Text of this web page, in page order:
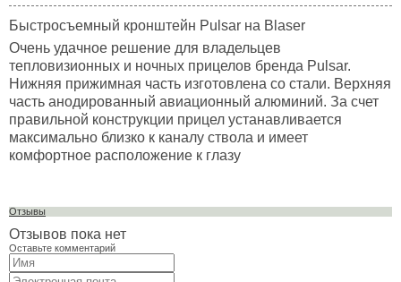
Быстросъемный кронштейн Pulsar на Blaser
Очень удачное решение для владельцев
тепловизионных и ночных прицелов бренда Pulsar.
Нижняя прижимная часть изготовлена со стали. Верхняя
часть анодированный авиационный алюминий. За счет
правильной конструкции прицел устанавливается
максимально близко к каналу ствола и имеет
комфортное расположение к глазу
Отзывы
Отзывов пока нет
Оставьте комментарий